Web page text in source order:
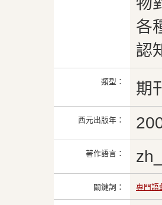
各
認
類型： 期
西元出版年：
著作語言：
關鍵詞： 專門語